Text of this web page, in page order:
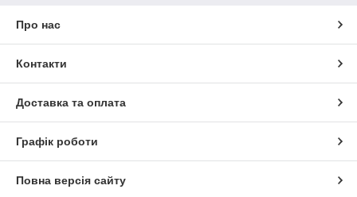
Про нас
Контакти
Доставка та оплата
Графік роботи
Повна версія сайту